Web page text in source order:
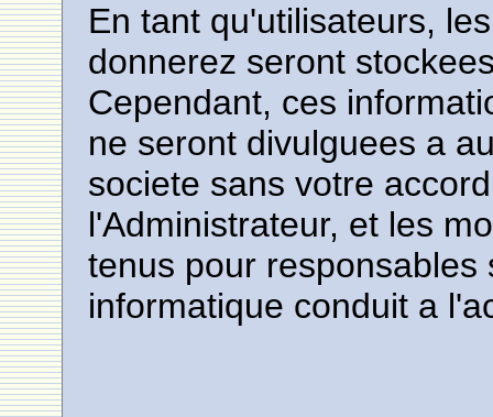
En tant qu'utilisateurs,
donnerez seront
Cependant, ces
ne seront divulguees a
societe sans votre
l'Administrateur, et les
tenus pour
informatique conduit a